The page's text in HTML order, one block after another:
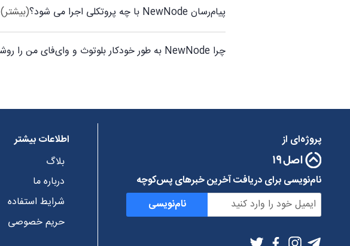
پیام‌رسان NewNode با چه پروتکلی اجرا می شود؟ (بیشتر)
چرا NewNode به طور خودکار بلوتوث و وای‌فای من را روشن می‌کند؟
پروژه‌ای از
نام‌نویسی برای دریافت آخرین خبرهای پس‌کوچه
نام‌نویسی
اطلاعات بیشتر
بلاگ
درباره ما
شرایط استفاده
حریم خصوصی